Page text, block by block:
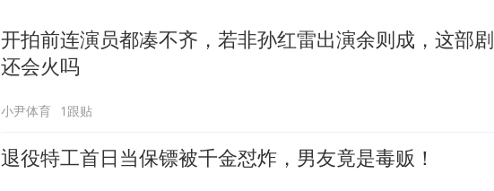
24小时不关空调 电费会更低吗
开拍前连演员都凑不齐，若非孙红雷出演余则成，这部剧
还会火吗
小尹体育 1跟贴
退役特工首日当保镖被千金怼炸，男友竟是毒贩！